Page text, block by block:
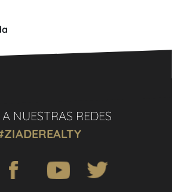
NUESTRAS REDES